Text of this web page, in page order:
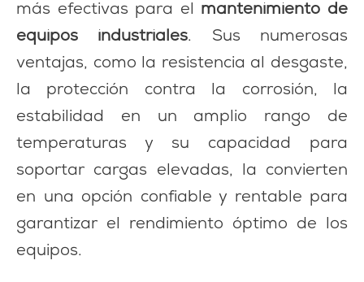
más efectivas para el mantenimiento de
equipos industriales. Sus numerosas
ventajas, como la resistencia al desgaste,
la protección contra la corrosión, la
estabilidad en un amplio rango de
temperaturas y su capacidad para
soportar cargas elevadas, la convierten
en una opción confiable y rentable para
garantizar el rendimiento óptimo de los
equipos.